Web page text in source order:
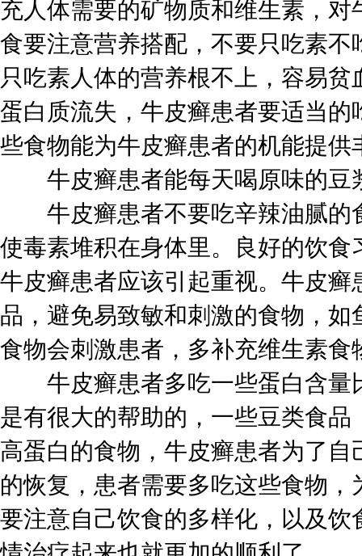
充人体需要的矿物质和维生素，
食要注意营养搭配，不要只吃素
只吃素人体的营养根不上，容易
蛋白质流失，牛皮癣患者要适当
些食物能为牛皮癣患者的机能提
牛皮癣患者能每天喝原味的豆
牛皮癣患者不要吃辛辣油腻的
使毒素堆积在身体里。良好的饮
牛皮癣患者应该引起重视。牛皮
品，避免易致敏和刺激的食物，
食物会刺激患者，多补充维生素
牛皮癣患者多吃一些蛋白含量
是有很大的帮助的，一些豆类食
高蛋白的食物，牛皮癣患者为了
的恢复，患者需要多吃这些食物
要注意自己饮食的多样化，以及